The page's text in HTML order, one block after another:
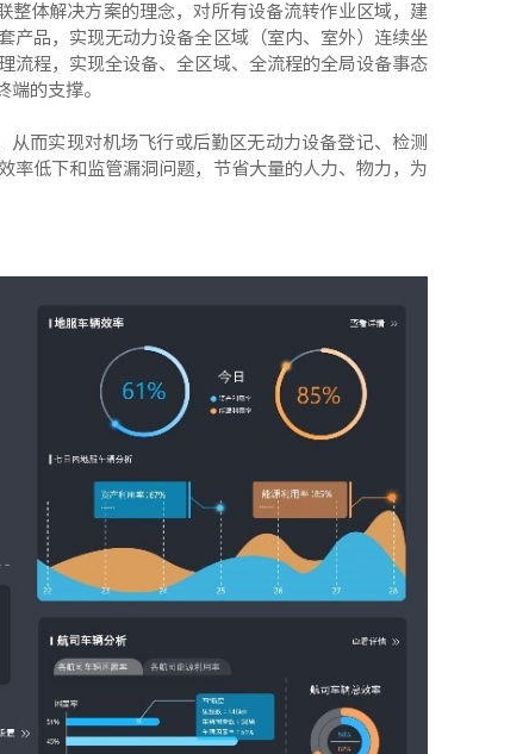
整体解决方案的理念，对所有设备流转作业区域，建
产品，实现无动力设备全区域（室内、室外）连续坐
流程，实现全设备、全区域、全流程的全局设备事态
的支撑。
从而实现对机场飞行或后勤区无动力设备登记、检测
率低下和监管漏洞问题，节省大量的人力、物力，为